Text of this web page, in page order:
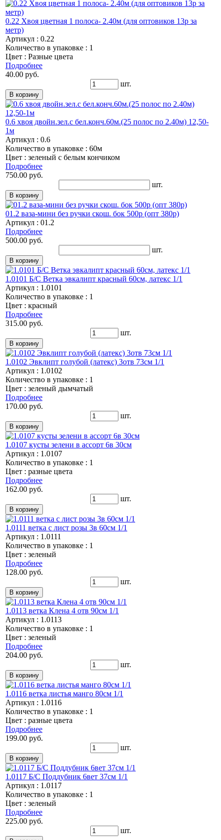
0.22 Хвоя цветная 1 полоса- 2.40м (для оптовиков 13р за
метр)
Артикул : 0.22
Количество в упаковке : 1
Цвет : Разные цвета
Подробнее
40.00 руб.
шт.
0.6 хвоя двойн.зел.с бел.конч.60м.(25 полос по 2.40м) 12,50-
1м
Артикул : 0.6
Количество в упаковке : 60м
Цвет : зеленый с белым кончиком
Подробнее
750.00 руб.
шт.
01.2 ваза-мини без ручки скош. бок 500р (опт 380р)
Артикул : 01.2
Подробнее
500.00 руб.
шт.
1.0101 Б/С Ветка эвкалипт красный 60см, латекс 1/1
Артикул : 1.0101
Количество в упаковке : 1
Цвет : красный
Подробнее
315.00 руб.
шт.
1.0102 Эвклипт голубой (латекс) 3отв 73см 1/1
Артикул : 1.0102
Количество в упаковке : 1
Цвет : зеленый дымчатый
Подробнее
170.00 руб.
шт.
1.0107 кусты зелени в ассорт 6в 30см
Артикул : 1.0107
Количество в упаковке : 1
Цвет : разные цвета
Подробнее
162.00 руб.
шт.
1.0111 ветка с лист розы 3в 60см 1/1
Артикул : 1.0111
Количество в упаковке : 1
Цвет : зеленый
Подробнее
128.00 руб.
шт.
1.0113 ветка Клена 4 отв 90см 1/1
Артикул : 1.0113
Количество в упаковке : 1
Цвет : зеленый
Подробнее
204.00 руб.
шт.
1.0116 ветка листья манго 80см 1/1
Артикул : 1.0116
Количество в упаковке : 1
Цвет : разные цвета
Подробнее
199.00 руб.
шт.
1.0117 Б/С Поддубник 6вет 37см 1/1
Артикул : 1.0117
Количество в упаковке : 1
Цвет : зеленый
Подробнее
225.00 руб.
шт.